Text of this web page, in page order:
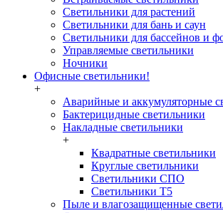
Светильники для растений
Светильники для бань и саун
Светильники для бассейнов и
Управляемые светильники
Ночники
Офисные светильники!
+
Аварийные и аккумуляторные
Бактерицидные светильники
Накладные светильники
+
Квадратные светильники
Круглые светильники
Светильники СПО
Светильники Т5
Пыле и влагозащищенные